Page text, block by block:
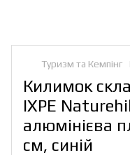
Туризм та Кемпінг
Килимок
IXPE
алюмінієва
см, синій